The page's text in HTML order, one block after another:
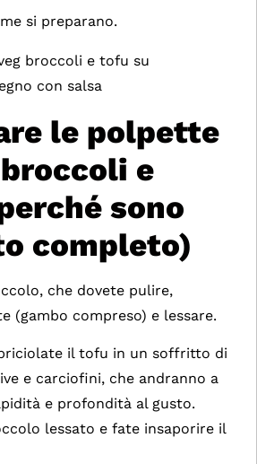
si preparano.
le polpette
e
sono
completo)
che dovete pulire,
(gambo compreso) e lessare.
il tofu in un soffritto di
e carciofini, che andranno a
e profondità al gusto.
lessato e fate insaporire il